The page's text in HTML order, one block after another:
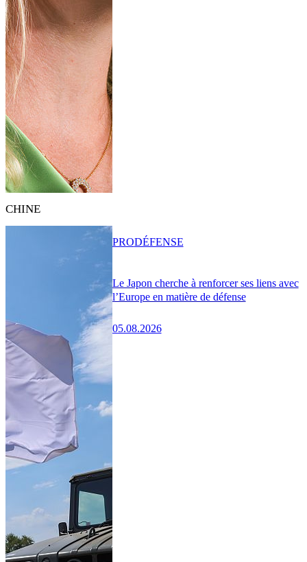
CHINE
Le Japon cherche à renforcer ses liens avec
l’Europe en matière de défense
05.08.2026
PRODÉFENSE